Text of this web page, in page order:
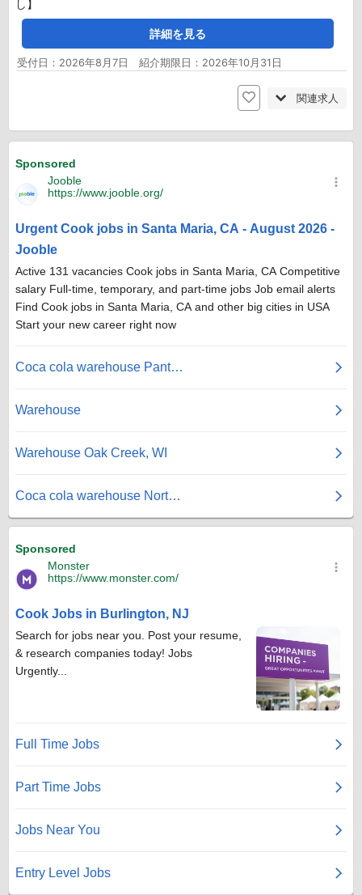
し】
詳細を見る
受付日：2026年8月7日 紹介期限日：2026年10月31日
関連求人